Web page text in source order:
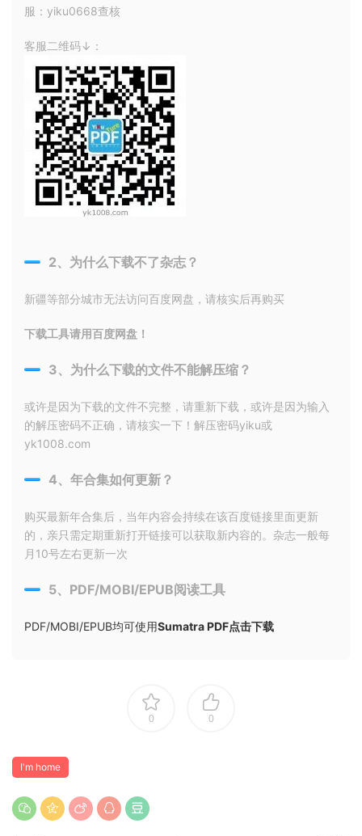
服：yiku0668查核
客服二维码↓：
2、为什么下载不了杂志？
新疆等部分城市无法访问百度网盘，请核实后再购买
下载工具请用百度网盘！
3、为什么下载的文件不能解压缩？
或许是因为下载的文件不完整，请重新下载，或许是因为输入
的解压密码不正确，请核实一下！解压密码yiku或
yk1008.com
4、年合集如何更新？
购买最新年合集后，当年内容会持续在该百度链接里面更新
的，亲只需定期重新打开链接可以获取新内容的。杂志一般每
月10号左右更新一次
5、PDF/MOBI/EPUB阅读工具
PDF/MOBI/EPUB均可使用Sumatra PDF点击下载
0 0
I'm home